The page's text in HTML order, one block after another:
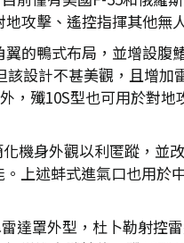
攻擊、遙控指揮其他無
的鴨式布局，並增設腹
設計不甚美觀，且增加
，殲10S型也可用於對
機身外觀以利匿蹤，並
上述蚌式進氣口也用於
達罩外型，杜卜勒射控